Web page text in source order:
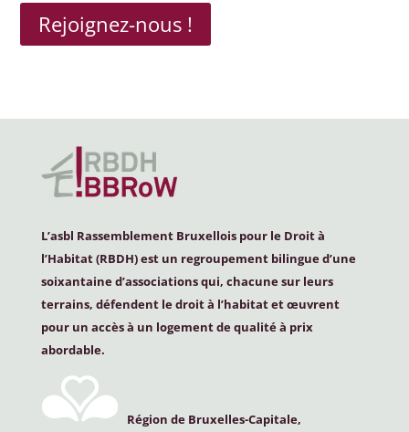
Rejoignez-nous !
L’asbl Rassemblement Bruxellois pour le Droit à
l’Habitat (RBDH) est un regroupement bilingue d’une
soixantaine d’associations qui, chacune sur leurs
terrains, défendent le droit à l’habitat et œuvrent
pour un accès à un logement de qualité à prix
abordable.
Région de Bruxelles-Capitale,